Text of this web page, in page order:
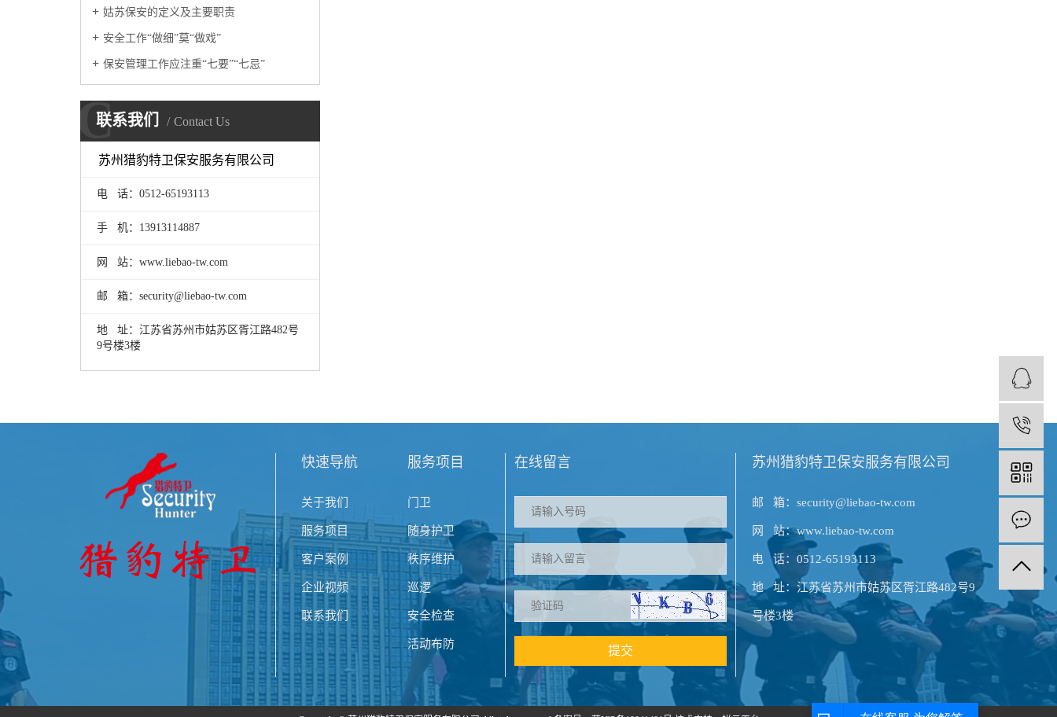
姑苏保安的定义及主要职责
安全工作“做细”莫“做戏”
保安管理工作应注重“七要”“七忌”
联系我们 Contact Us
C
苏州猎豹特卫保安服务有限公司
电 话：0512-65193113
手 机： 13913114887
网 站：www.liebao-tw.com
邮 箱：security@liebao-tw.com
地 址：江苏省苏州市姑苏区胥江路482号
9号楼3楼
快速导航
关于我们
服务项目
客户案例
企业视频
联系我们
服务项目
门卫
随身护卫
秩序维护
巡逻
安全检查
活动布防
在线留言 苏州猎豹特卫保安服务有限公司
邮 箱：security@liebao-tw.com
网 站：www.liebao-tw.com
电 话：0512-65193113
地 址：江苏省苏州市姑苏区胥江路482号9
号楼3楼